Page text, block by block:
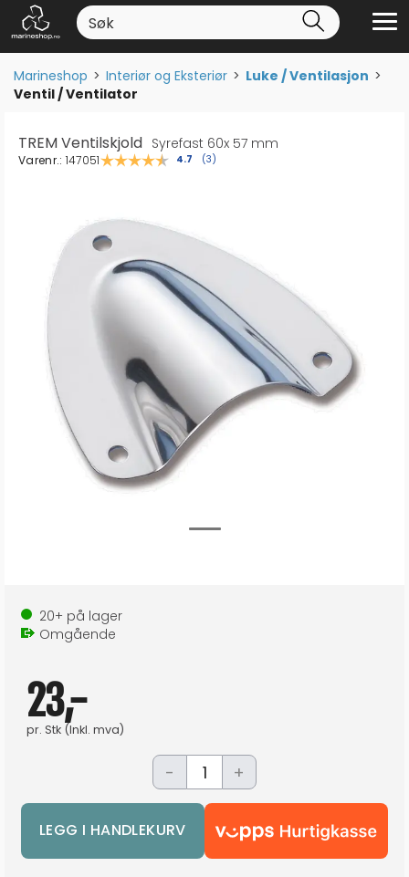
Marineshop>Interiør og Eksteriør>Luke / Ventilasjon>
Ventil / Ventilator
TREM Ventilskjold Syrefast 60x 57 mm
Varenr.: 147051 Gjennomsnittskarakter:
4.7 (stemmer:
3)
20+ på lager
Omgående
23,-
pr. Stk (Inkl. mva)
- +